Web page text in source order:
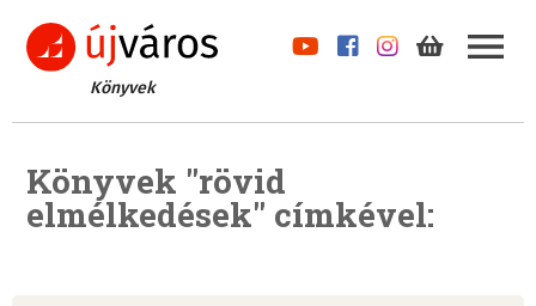
Könyvek
Könyvek "rövid
elmélkedések" címkével: